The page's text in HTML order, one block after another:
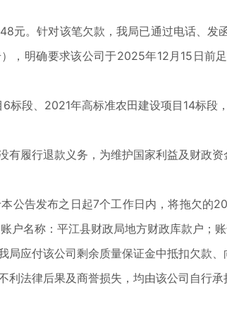
。针对该笔欠款，我局已通过电话、发
，明确要求该公司于2025年12月15日前
段、2021年高标准农田建设项目14标段
履行退款义务，为维护国家利益及财政
告发布之日起7个工作日内，将拖欠的
名称：平江县财政局地方财政库款户；
应付该公司剩余质量保证金中抵扣欠款
法律后果及商誉损失，均由该公司自行承